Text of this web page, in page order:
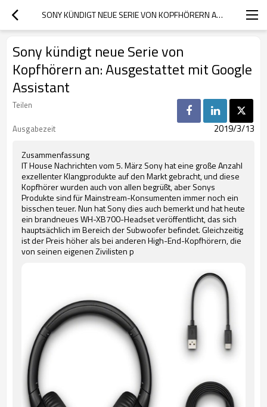
SONY KÜNDIGT NEUE SERIE VON KOPFHÖRERN AN: AUSGESTATTET MIT GOOGLE ASSISTANT
Sony kündigt neue Serie von
Kopfhörern an: Ausgestattet mit Google
Assistant
Teilen
Ausgabezeit
2019/3/13
Zusammenfassung
IT House Nachrichten vom 5. März Sony hat eine große Anzahl
exzellenter Klangprodukte auf den Markt gebracht, und diese
Kopfhörer wurden auch von allen begrüßt, aber Sonys
Produkte sind für Mainstream-Konsumenten immer noch ein
bisschen teuer. Nun hat Sony dies auch bemerkt und hat heute
ein brandneues WH-XB700-Headset veröffentlicht, das sich
hauptsächlich im Bereich der Subwoofer befindet. Gleichzeitig
ist der Preis höher als bei anderen High-End-Kopfhörern, die
von seinen eigenen Zivilisten p